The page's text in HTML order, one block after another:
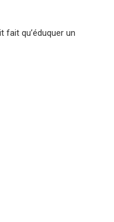
fait qu’éduquer un